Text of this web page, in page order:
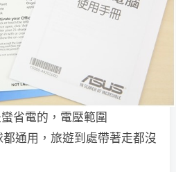
省電的，電壓範圍
通用，旅遊到處帶著走都沒